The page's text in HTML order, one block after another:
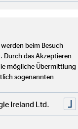
Zeichen für
Nachhaltigkeit.
Finanzvertrieb
beim Besuch
Durch das Akzeptieren
mögliche Übermittlung
sogenannten
Ireland Ltd.